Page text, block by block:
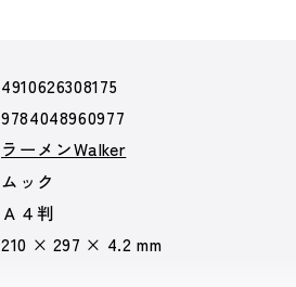
4910626308175
9784048960977
ラーメンWalker
ムック
Ａ４判
210 × 297 × 4.2 mm